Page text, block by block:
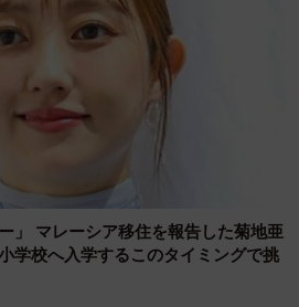
」 マレーシア移住を報告した菊地亜
学校へ入学するこのタイミングで挑